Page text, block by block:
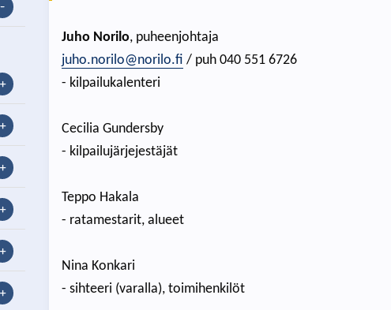
Juho Norilo, puheenjohtaja
juho.norilo@norilo.fi / puh 040 551 6726
- kilpailukalenteri
Cecilia Gundersby
- kilpailujärjejestäjät
Teppo Hakala
- ratamestarit, alueet
Nina Konkari
- sihteeri (varalla), toimihenkilöt